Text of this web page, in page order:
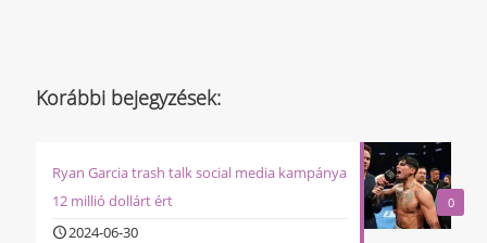
Korábbi bejegyzések:
0
Ryan Garcia trash talk social media kampánya
12 millió dollárt ért
2024-06-30